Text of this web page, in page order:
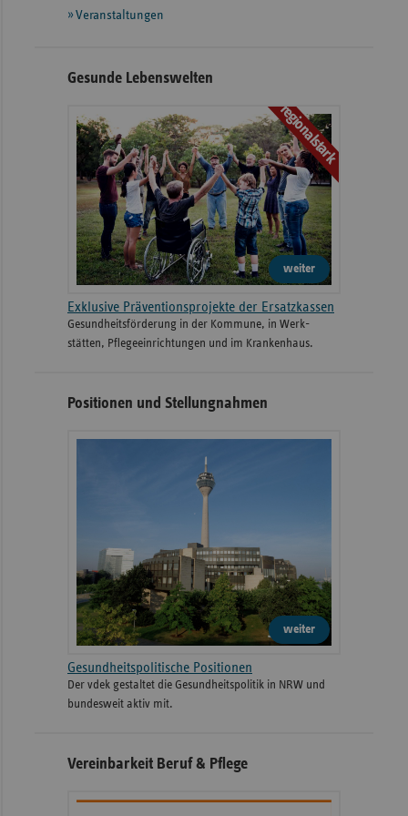
Veranstaltungen
Gesunde Lebenswelten
regionalstark
weiter
Exklusive Präventionsprojekte der Ersatzkassen
Gesund­heits­­förderung in der Kommune, in Werk­
stätten, Pflege­einrichtungen und im Kranken­haus.
Positionen und Stellungnahmen
weiter
Gesundheitspolitische Positionen
Der vdek gestaltet die Gesundheitspolitik in NRW und
bundesweit aktiv mit.
Vereinbarkeit Beruf & Pflege